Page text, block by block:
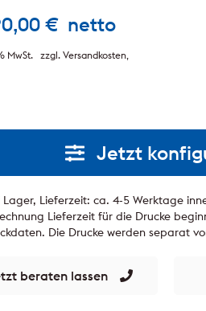
€ netto
MwSt. zzgl. Versandkosten
Jetzt
Lager, Lieferzeit: ca. 4-5 Werktage
Lieferzeit für die Drucke
Die Drucke werden separat
beraten lassen